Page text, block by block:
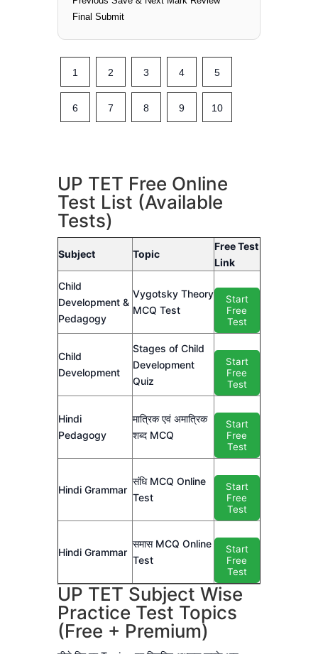
Final Submit
1 2 3 4 5
6 7 8 9 10
UP TET Free Online
Test List (Available
Tests)
Subject Topic
Free Test
Link
Child
Development &
Pedagogy
Vygotsky Theory
MCQ Test
Start
Free
Test
Child
Development
Stages of Child
Development
Quiz
Start
Free
Test
Hindi
Pedagogy
मात्रिक एवं अमात्रिक
शब्द MCQ
Start
Free
Test
Hindi Grammar
संधि MCQ Online
Test
Start
Free
Test
Hindi Grammar
समास MCQ Online
Test
Start
Free
Test
UP TET Subject Wise
Practice Test Topics
(Free + Premium)